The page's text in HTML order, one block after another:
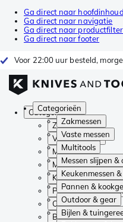
Ga direct naar hoofdinhoud
Ga direct naar navigatie
Ga direct naar
Ga direct naar footer
Voor 22:00 uur besteld,
Categorieën
Zakmessen
Vaste messen
Multitools
Messen slijpen &
Keukenmessen
Pannen &
Outdoor & gear
Bijlen &
Categorieën
Zakmessen
Vaste messen
Multitools
Messen slijpen &
Keukenmessen &
Pannen & kookgerei
Outdoor & gear
Bijlen &